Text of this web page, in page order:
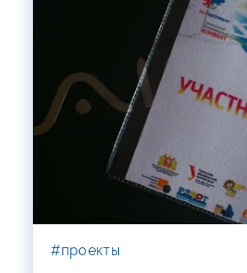
#проекты